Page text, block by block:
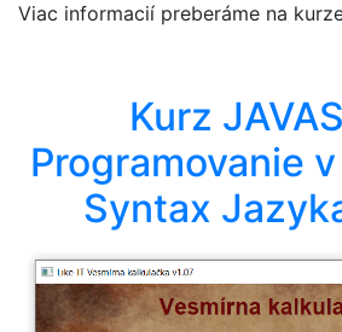
Viac informacií preberáme na
Kurz
Programovanie v
Syntax